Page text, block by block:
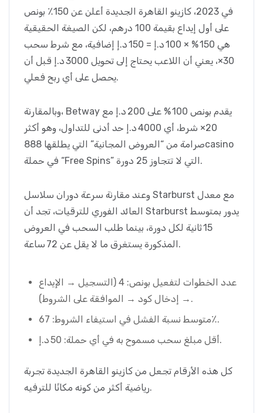
في 2023، كازينو القاهرة الجديدة أعلن عن 150٪ بونص
على أول إيداع بقيمة 100 درهم، لكن الصيغة الحقيقية
هي 150 % × 100 د.إ = 150 د.إ إضافية، مع شرط سحب
30×، يعني أن اللاعب يحتاج إلى تحويل 3000 د.إ قبل أن
يحصل على أي ربح فعلي.
وبالمقارنة، Betway يقدم بونص 100 % على 200 د.إ مع
20× شرط، أي 4000 د.إ حد أدنى للتداول، وهو أكثر
صرامة من “العروض المجانية” التي يطلقها 888casino
في حملة “Free Spins” التي لا تتجاوز 25 دورة.
وعند مقارنة سرعة دوران سلاسل Starburst مع معدل
العائد الفوري للترقيات، تجد أن Starburst يدور بمتوسط
15 ثانية لكل دورة، بينما طلب السحب في العروض
المذكورة يستغرق ما لا يقل عن 72 ساعة.
عدد الخطوات لتفعيل بونص: 4 (التسجيل → الإيداع
→ إدخال كود → الموافقة على الشروط).
متوسط نسبة الفشل في استيفاء الشروط: 67٪.
أقل مبلغ سحب مسموح به في أي حملة: 50 د.إ.
كل هذه الأرقام تجعل من كازينو القاهرة الجديدة تجربة
رياضية أكثر من كونه مكانًا للترفيه.